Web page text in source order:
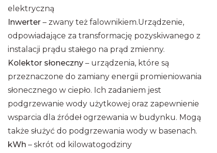
elektryczną
Inwerter – zwany też falownikiem.Urządzenie,
odpowiadające za transformację pozyskiwanego z
instalacji prądu stałego na prąd zmienny.
Kolektor słoneczny – urządzenia, które są
przeznaczone do zamiany energii promieniowania
słonecznego w ciepło. Ich zadaniem jest
podgrzewanie wody użytkowej oraz zapewnienie
wsparcia dla źródeł ogrzewania w budynku. Mogą
także służyć do podgrzewania wody w basenach.
kWh – skrót od kilowatogodziny